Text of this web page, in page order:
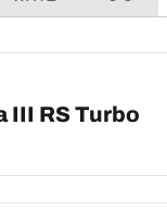
III RS Turbo